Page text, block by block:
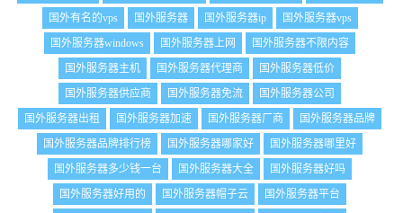
国外有名的vps
国外服务器 国外服务器ip
国外服务器vps
国外服务器windows
国外服务器上网
国外服务器不限内容
国外服务器主机
国外服务器代理商
国外服务器低价
国外服务器供应商
国外服务器免流
国外服务器公司
国外服务器出租
国外服务器加速 国外服务器厂商
国外服务器品牌
国外服务器品牌排行榜
国外服务器哪家好
国外服务器哪里好
国外服务器多少钱一台
国外服务器大全
国外服务器好吗
国外服务器好用的
国外服务器帽子云
国外服务器平台